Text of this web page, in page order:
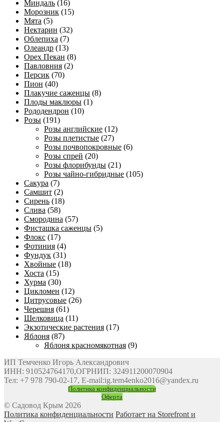
Миндаль (16)
Морозник (15)
Мята (5)
Нектарин (32)
Облепиха (7)
Олеандр (13)
Орех Пекан (8)
Павловния (2)
Персик (70)
Пион (40)
Плакучие саженцы (8)
Плоды маклюры (1)
Рододендрон (10)
Розы (191)
Розы английские (12)
Розы плетистые (27)
Розы почвопокровные (6)
Розы спрей (20)
Розы флорибунды (21)
Розы чайно-гибридные (105)
Сакура (7)
Самшит (2)
Сирень (18)
Слива (58)
Смородина (57)
Фисташка саженцы (5)
Флокс (17)
Фотиния (4)
Фундук (31)
Хвойные (18)
Хоста (15)
Хурма (30)
Цикломен (12)
Цитрусовые (26)
Черешня (61)
Шелковица (11)
Экзотические растения (17)
Яблоня (87)
Яблоня красномякотная (9)
ИП Темченко Игорь Александрович
ИНН: 910524764170,ОГРНИП: 324911200070904
Тел: +7 978 790-02-17, E-mail:ig.tem4enko2016@yandex.ru
Политика конфиденциальности
Оферта
© Садовод Крым 2026
Политика конфиденциальности Работает на Storefront и